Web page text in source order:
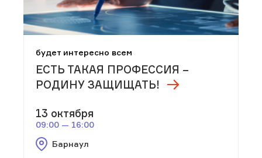
будет интересно всем
ЕСТЬ ТАКАЯ ПРОФЕССИЯ –
РОДИНУ ЗАЩИЩАТЬ!
13 октября
09:00 — 16:00
Барнаул